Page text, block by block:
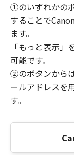
①のいずれかの
することで
ます。
「もっと表示
可能です。
②のボタンから
ールアドレスを
す。